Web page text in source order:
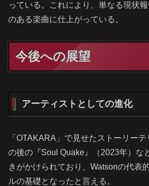
っている。これにより、単なる現状
のある楽曲に仕上がっている。
今後への展望
アーティストとしての進化
「OTAKARA」で見せたストーリー
の後の『Soul Quake』（2023年）な
きがかけられており、Watsonの代表
ルの基礎となったと言える。